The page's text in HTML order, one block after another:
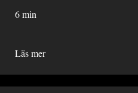
6 min
Läs mer